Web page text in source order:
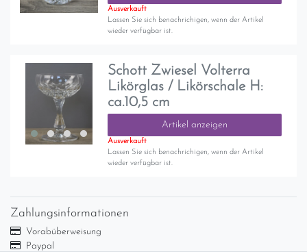
Ausverkauft
Lassen Sie sich benachrichigen, wenn der Artikel
wieder verfügbar ist.
Schott Zwiesel Volterra
Likörglas / Likörschale H:
ca.10,5 cm
Artikel anzeigen
Ausverkauft
Lassen Sie sich benachrichigen, wenn der Artikel
wieder verfügbar ist.
Zahlungsinformationen
Vorabüberweisung
Paypal